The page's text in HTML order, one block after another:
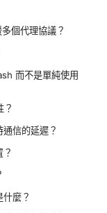
個代理協議？
而不是單純使用
？
信的延遲？
麼？